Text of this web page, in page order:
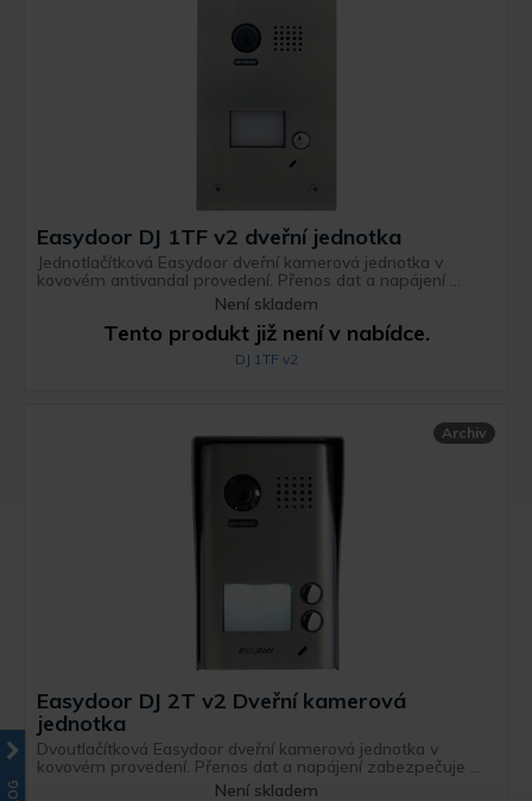
Easydoor DJ 1TF v2 dveřní jednotka
Jednotlačítková Easydoor dveřní kamerová jednotka v
kovovém antivandal provedení. Přenos dat a napájení ...
Není skladem
Tento produkt již není v nabídce.
DJ 1TF v2
Archiv
Easydoor DJ 2T v2 Dveřní kamerová
jednotka
Dvoutlačítková Easydoor dveřní kamerová jednotka v
kovovém provedení. Přenos dat a napájení zabezpečuje ...
Není skladem